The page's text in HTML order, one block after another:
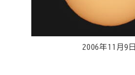
2006年11月9日